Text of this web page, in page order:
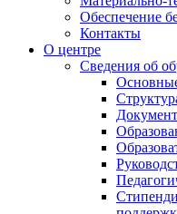
Обеспечение
Контакты
О центре
Сведения об